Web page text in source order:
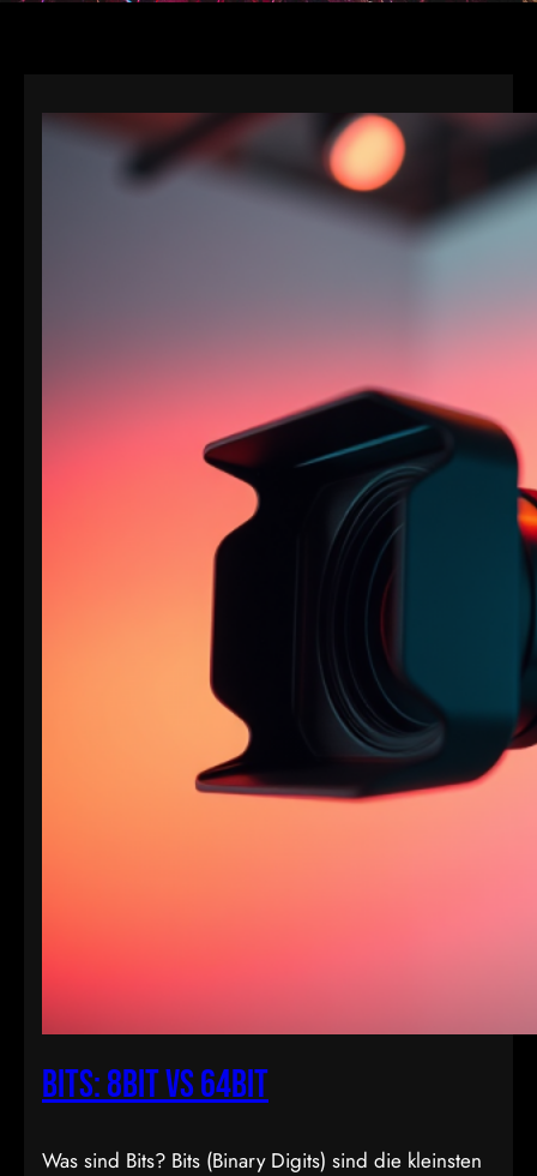
Bits: 8bit vs 64bit
Was sind Bits? Bits (Binary Digits) sind die kleinsten